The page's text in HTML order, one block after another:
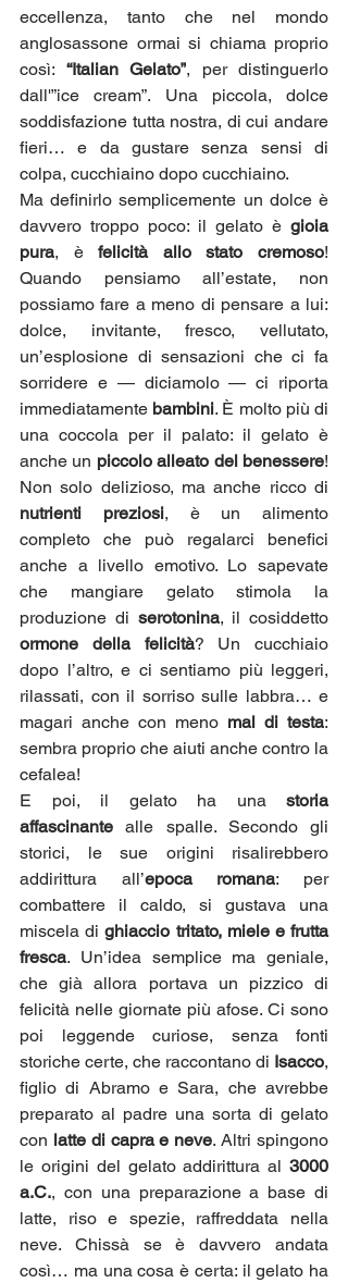
eccellenza, tanto che nel mondo
anglosassone ormai si chiama proprio
così: “Italian Gelato”, per distinguerlo
dall'”ice cream”. Una piccola, dolce
soddisfazione tutta nostra, di cui andare
fieri… e da gustare senza sensi di
colpa, cucchiaino dopo cucchiaino.
Ma definirlo semplicemente un dolce è
davvero troppo poco: il gelato è gioia
pura, è felicità allo stato cremoso!
Quando pensiamo all’estate, non
possiamo fare a meno di pensare a lui:
dolce, invitante, fresco, vellutato,
un’esplosione di sensazioni che ci fa
sorridere e — diciamolo — ci riporta
immediatamente bambini. È molto più di
una coccola per il palato: il gelato è
anche un piccolo alleato del benessere!
nutrienti preziosi, è un alimento
completo che può regalarci benefici
anche a livello emotivo. Lo sapevate
che mangiare gelato stimola la
produzione di serotonina
ormone della felicità? Un cucchiaio
dopo l’altro, e ci sentiamo più leggeri,
rilassati, con il sorriso sulle labbra… e
magari anche con meno mal di testa:
sembra proprio che aiuti anche contro la
cefalea!
E poi, il gelato ha una storia
affascinante alle spalle. Secondo gli
storici, le sue origini risalirebbero
addirittura all’epoca romana: per
combattere il caldo, si gustava una
miscela di ghiaccio tritato, miele e frutta
fresca. Un’idea semplice ma geniale,
che già allora portava un pizzico di
felicità nelle giornate più afose. Ci sono
poi leggende curiose, senza fonti
storiche certe, che raccontano di Isacco,
figlio di Abramo e Sara, che avrebbe
preparato al padre una sorta di gelato
con latte di capra e neve. Altri spingono
le origini del gelato addirittura al 3000
a.C., con una preparazione a base di
latte, riso e spezie, raffreddata nella
neve. Chissà se è davvero andata
così… ma una cosa è certa: il gelato ha